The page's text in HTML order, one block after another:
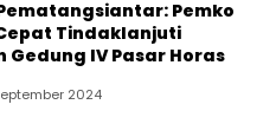
Pemko
Tindaklanjuti
Gedung IV Pasar Horas
2024